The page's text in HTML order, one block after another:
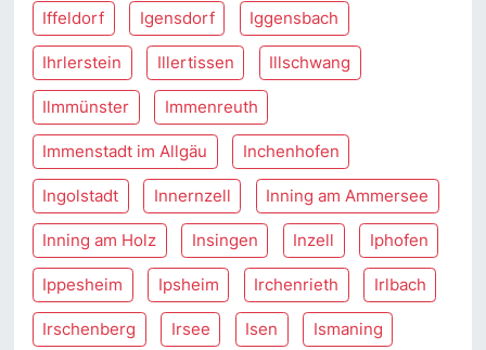
Iffeldorf Igensdorf Iggensbach
Ihrlerstein Illertissen Illschwang
Ilmmünster Immenreuth
Immenstadt im Allgäu Inchenhofen
Ingolstadt Innernzell Inning am Ammersee
Inning am Holz Insingen Inzell Iphofen
Ippesheim Ipsheim Irchenrieth Irlbach
Irschenberg Irsee Isen Ismaning